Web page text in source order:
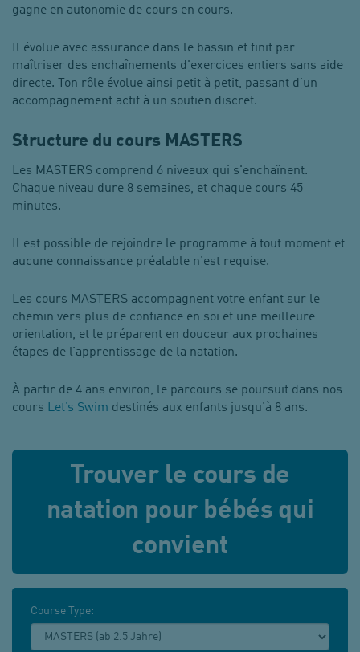
gagne en autonomie de cours en cours.
Il évolue avec assurance dans le bassin et finit par
maîtriser des enchaînements d'exercices entiers sans aide
directe. Ton rôle évolue ainsi petit à petit, passant d'un
accompagnement actif à un soutien discret.
Structure du cours MASTERS
Les MASTERS comprend 6 niveaux qui s'enchaînent.
Chaque niveau dure 8 semaines, et chaque cours 45
minutes.
Il est possible de rejoindre le programme à tout moment et
aucune connaissance préalable n’est requise.
Les cours MASTERS accompagnent votre enfant sur le
chemin vers plus de confiance en soi et une meilleure
orientation, et le préparent en douceur aux prochaines
étapes de l’apprentissage de la natation.
À partir de 4 ans environ, le parcours se poursuit dans nos
cours Let’s Swim destinés aux enfants jusqu’à 8 ans.
Trouver le cours de
natation pour bébés qui
convient
Course Type: